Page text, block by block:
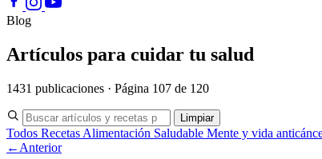
Blog
Artículos para cuidar tu salud
1431 publicaciones · Página 107 de 120
Limpiar
Todos Recetas Alimentación Saludable Mente y vida
← Anterior